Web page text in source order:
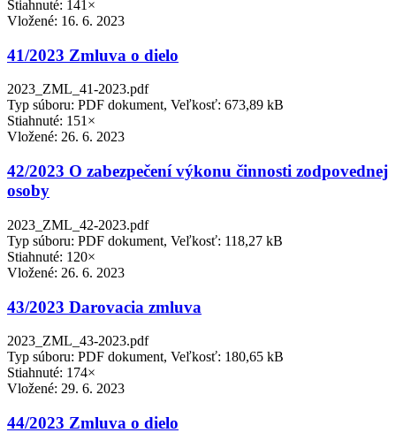
Stiahnuté: 141×
Vložené: 16. 6. 2023
41/2023 Zmluva o dielo
2023_ZML_41-2023.pdf
Typ súboru: PDF dokument, Veľkosť: 673,89 kB
Stiahnuté: 151×
Vložené: 26. 6. 2023
42/2023 O zabezpečení výkonu činnosti zodpovednej
osoby
2023_ZML_42-2023.pdf
Typ súboru: PDF dokument, Veľkosť: 118,27 kB
Stiahnuté: 120×
Vložené: 26. 6. 2023
43/2023 Darovacia zmluva
2023_ZML_43-2023.pdf
Typ súboru: PDF dokument, Veľkosť: 180,65 kB
Stiahnuté: 174×
Vložené: 29. 6. 2023
44/2023 Zmluva o dielo